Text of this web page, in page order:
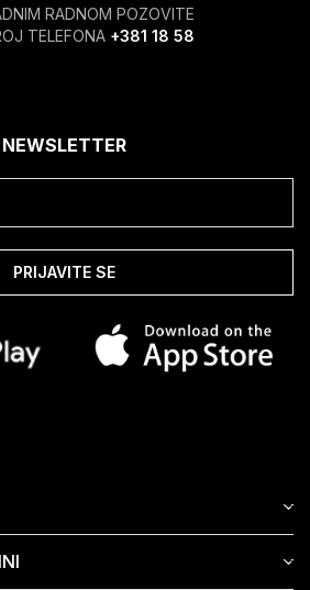
RADNOM POZOVITE
TELEFONA +381 18 58
NEWSLETTER
PRIJAVITE SE